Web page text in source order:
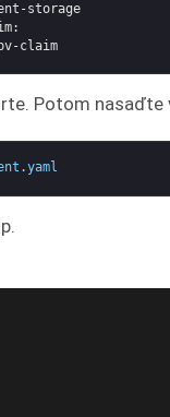
storage
:
claim
Potom
.yaml